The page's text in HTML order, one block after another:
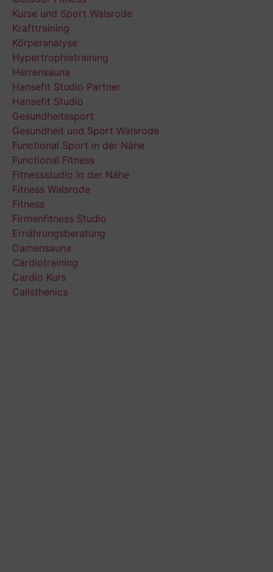
Kurse und Sport Walsrode
Krafttraining
Körperanalyse
Hypertrophietraining
Herrensauna
Hansefit Studio Partner
Hansefit Studio
Gesundheitssport
Gesundheit und Sport Walsrode
Functional Sport in der Nähe
Functional Fitness
Fitnessstudio in der Nähe
Fitness Walsrode
Fitness
Firmenfitness Studio
Ernährungsberatung
Damensauna
Cardiotraining
Cardio Kurs
Calisthenics